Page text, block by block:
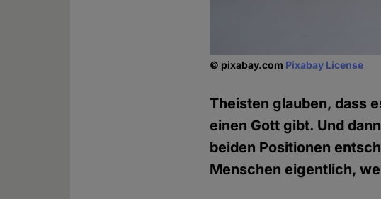
© pixabay.com Pixabay License
Theisten glauben, dass
einen Gott gibt. Und
beiden Positionen
Menschen eigentlich,